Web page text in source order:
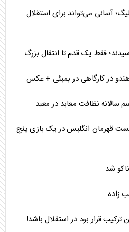
آسانی می‌تواند برای استقلال
فقط یک قدم تا انتقال بزرگ
در کارگاهی در بمبئی + عکس
سالانه نظافت معابد در معبد
شکست قهرمان انگلیس در یک بازی پنج
شد
زاده
ترکیب قرار بود در استقلال باشد!